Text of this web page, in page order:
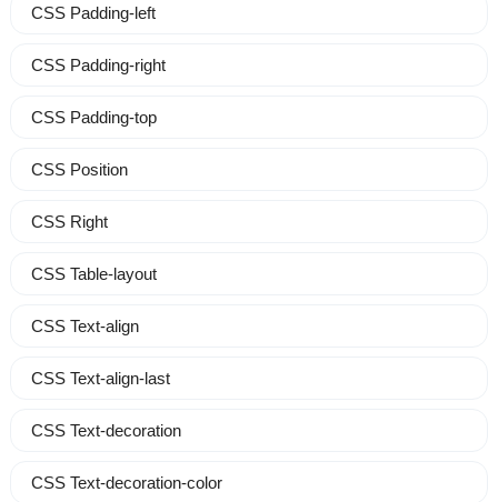
CSS Padding-left
CSS Padding-right
CSS Padding-top
CSS Position
CSS Right
CSS Table-layout
CSS Text-align
CSS Text-align-last
CSS Text-decoration
CSS Text-decoration-color